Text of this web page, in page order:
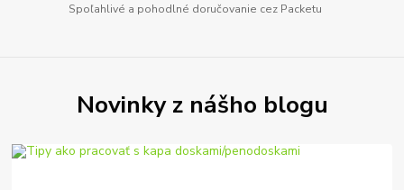
Spoľahlivé a pohodlné doručovanie cez Packetu
Novinky z nášho blogu